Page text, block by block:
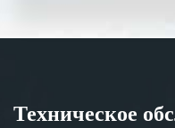
Техническое